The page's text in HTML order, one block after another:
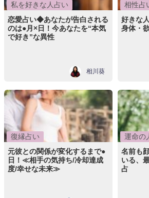
私を好きな人占い
恋愛占い◆あなたが告白される
のは●月×日！今あなたを“本気
で好き”な異性
相川葵
相性占
好きな
身体・
復縁占い
元彼との関係が変化するまで●
日！≪相手の気持ち/冷却達成
度/幸せな未来≫
運命の
名前も
いる、
占